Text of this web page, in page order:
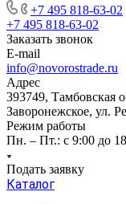
+7 495 818-63-02
+7 495 818-63-02
Заказать звонок
E-mail
info@novorostrade.ru
Адрес
393749, Тамбовская
Заворонежское, ул.
Режим работы
Пн. – Пт.: с 9:00 до
Подать заявку
Каталог